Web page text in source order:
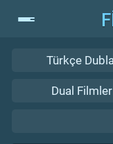
Türkçe
Dual Filmler